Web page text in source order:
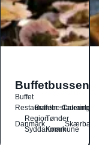
Buffetbussen
Buffet
Restauranter
Buffetrestauranter
Catering
Danmark
Region
Syddanmark
Tønder
Kommune
Skærbæk